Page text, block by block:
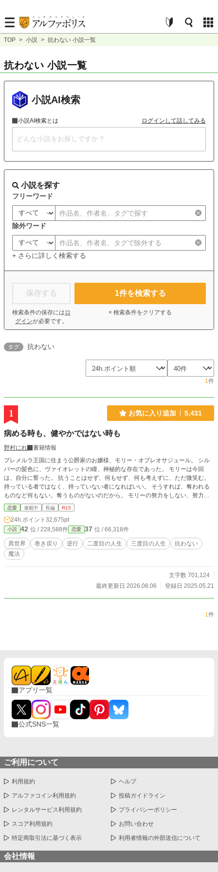
TOP > 小説 > 抗わない 小説一覧
抗わない 小説一覧
小説AI検索
小説AI検索とは ログインして話してみる
小説を探す
フリーワード
除外ワード
+ さらに詳しく検索する
保存する
検索条件の保存には ロ
グインが必要です。
1件を検索する
× 検索条件をクリアする
タグ 抗わない
1件
1 お気に入り追加 5,431
病める時も、健やかではない時も
野村にれ
書籍情報
プレメルラ王国に住まう公爵家のお嬢様、モリー・オブレオサジュール。 シル
バーの髪色に、ヴァイオレットの瞳、神秘的な存在であった。 モリーは今回
は、自分に誓った。 抗うことはせず、何もせず、何も考えずに、ただ微笑む。
持っている者ではなく、持っていない者になればいい。 そうすれば、奪われる
ものなど何もない。奪うものがないのだから。 モリーの努力をしない、努力が
始まった。
恋愛 連載中 長編 R15
24h.ポイント 32,675pt
小説 42 位 / 228,588件 恋愛 37 位 / 66,318件
異世界 巻き戻り 逆行 二度目の人生 三度目の人生
抗わない
魔法
文字数 701,124
最終更新日 2026.08.06
登録日 2025.05.21
1件
アプリ一覧
公式SNS一覧
ご利用について
利用規約 ヘルプ
アルファコイン利用規約 投稿ガイドライン
レンタルサービス利用規約 プライバシーポリシー
スコア利用規約 お問い合わせ
特定商取引法に基づく表示 利用者情報の外部送信について
会社情報